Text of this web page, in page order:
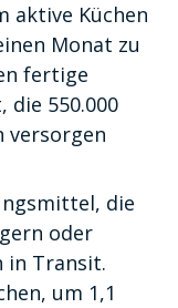
aktive Küchen
Monat zu
fertige
550.000
versorgen
die
oder
in Transit.
um 1,1